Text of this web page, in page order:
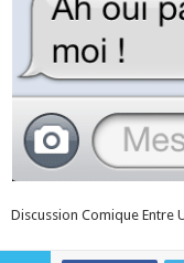
Discussion Comique Entre